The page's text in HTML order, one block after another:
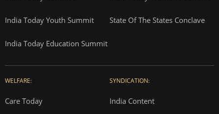
India Today Youth Summit State Of The States Conclave
India Today Education Summit
WELFARE:
Care Today
SYNDICATION:
India Content